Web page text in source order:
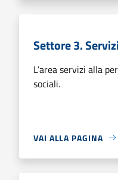
Settore 3.
L’area servizi alla
sociali.
VAI ALLA PAGINA